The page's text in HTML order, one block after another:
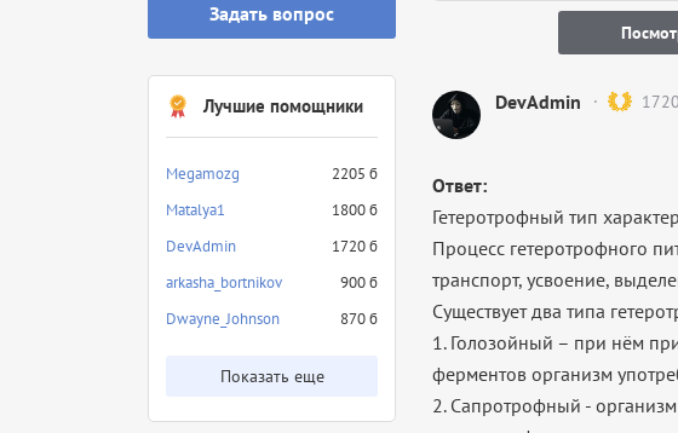
Задать вопрос
Лучшие помощники
Megamozg
2205 б
Matalya1
1800 б
DevAdmin
1720 б
arkasha_bortnikov
900 б
Dwayne_Johnson
870 б
Показать еще
DevAdmin 1720
Ответ:
Гетеротрофный тип
Процесс гетеротрофного
транспорт, усвоение,
Существует два типа
1. Голозойный – при нём
ферментов организм
2. Сапротрофный -